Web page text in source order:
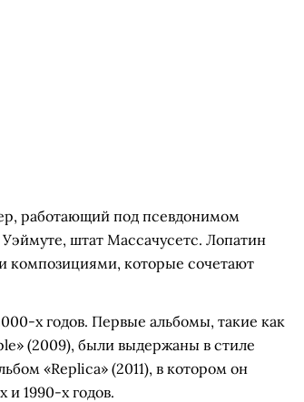
работающий под псевдонимом
штат Массачусетс. Лопатин
композициями, которые сочетают
х годов. Первые альбомы, такие как
(2009), были выдержаны в стиле
«Replica» (2011), в котором он
и 1990-х годов.